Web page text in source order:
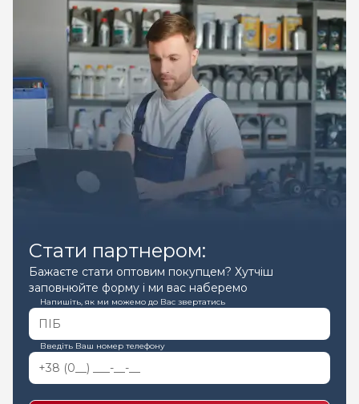
Стати партнером:
Бажаєте стати оптовим покупцем? Хутчіш
заповнюйте форму і ми вас наберемо
Напишіть, як ми можемо до Вас звертатись
Введіть Ваш номер телефону